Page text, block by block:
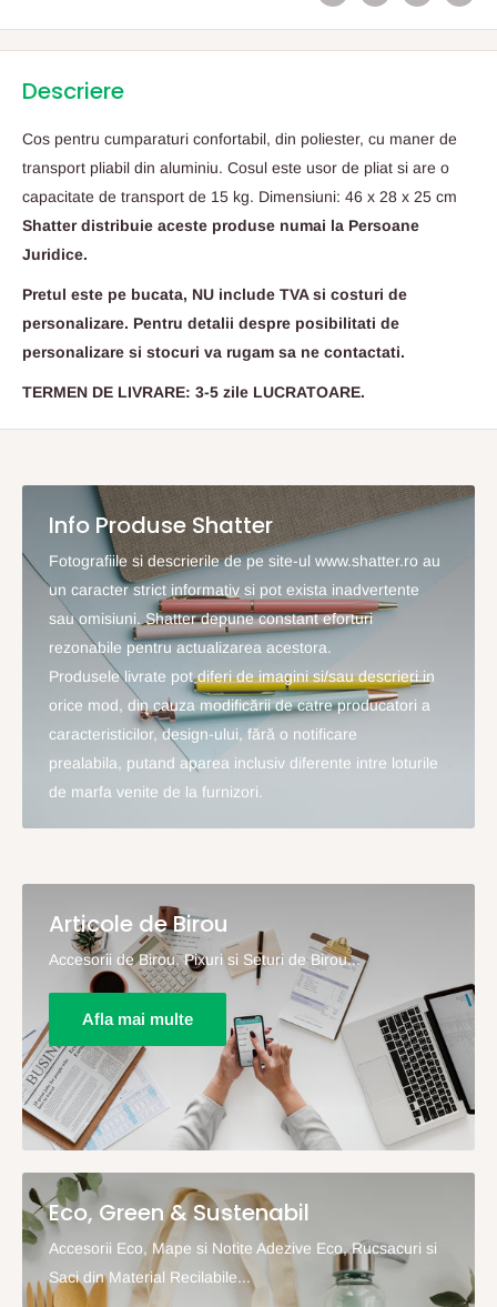
Descriere
Cos pentru cumparaturi confortabil, din poliester, cu maner de
transport pliabil din aluminiu. Cosul este usor de pliat si are o
capacitate de transport de 15 kg. Dimensiuni: 46 x 28 x 25 cm
Shatter distribuie aceste produse numai la Persoane
Juridice.
Pretul este pe bucata, NU include TVA si costuri de
personalizare. Pentru detalii despre posibilitati de
personalizare si stocuri va rugam sa ne contactati.
TERMEN DE LIVRARE: 3-5 zile LUCRATOARE.
Info Produse Shatter
Fotografiile si descrierile de pe site-ul www.shatter.ro au
un caracter strict informativ si pot exista inadvertente
sau omisiuni. Shatter depune constant eforturi
rezonabile pentru actualizarea acestora.
Produsele livrate pot diferi de imagini si/sau descrieri in
orice mod, din cauza modificării de catre producatori a
caracteristicilor, design-ului, fără o notificare
prealabila, putand aparea inclusiv diferente intre loturile
de marfa venite de la furnizori.
Articole de Birou
Accesorii de Birou, Pixuri si Seturi de Birou...
Afla mai multe
Eco, Green & Sustenabil
Accesorii Eco, Mape si Notite Adezive Eco, Rucsacuri si
Saci din Material Recilabile...